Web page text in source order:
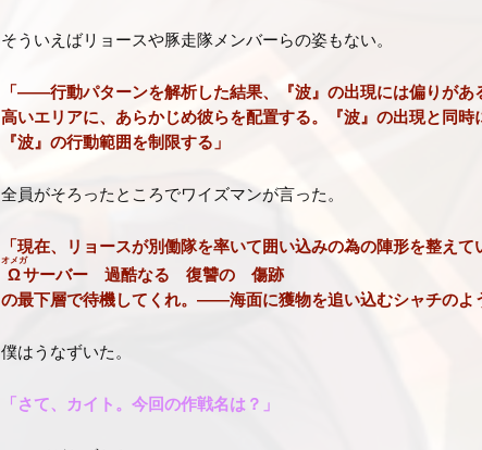
そういえばリョースや豚走隊メンバーらの姿もない。
「――行動パターンを解析した結果、『波』の出現には偏りがあ
高いエリアに、あらかじめ彼らを配置する。『波』の出現と同
『波』の行動範囲を制限する」
全員がそろったところでワイズマンが言った。
「現在、リョースが別働隊を率いて囲い込みの為の陣形を整え
Ω
オメガ
サーバー 過酷なる 復讐の 傷跡
の最下層で待機してくれ。――海面に獲物を追い込むシャチのよ
僕はうなずいた。
「さて、カイト。今回の作戦名は？」